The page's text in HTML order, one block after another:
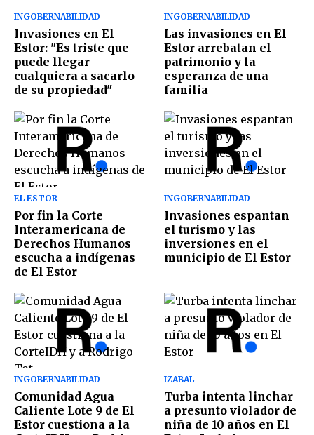
INGOBERNABILIDAD
Invasiones en El
Estor: "Es triste que
puede llegar
cualquiera a sacarlo
de su propiedad"
INGOBERNABILIDAD
Las invasiones en El
Estor arrebatan el
patrimonio y la
esperanza de una
familia
EL ESTOR
Por fin la Corte
Interamericana de
Derechos Humanos
escucha a indígenas
de El Estor
INGOBERNABILIDAD
Invasiones espantan
el turismo y las
inversiones en el
municipio de El Estor
INGOBERNABILIDAD
Comunidad Agua
Caliente Lote 9 de El
Estor cuestiona a la
IZABAL
Turba intenta linchar
a presunto violador de
niña de 10 años en El